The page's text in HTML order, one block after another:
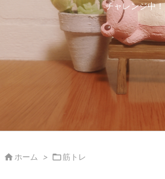
チャレンジ中！
 ホーム > 筋トレ